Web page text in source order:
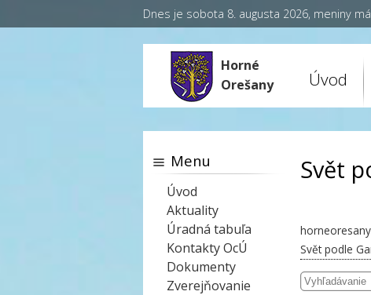
Dnes je sobota 8. augusta 2026, meniny má
Horné
Orešany
Úvod
Svět
Svět podle
Menu
Úvod
Aktuality
Úradná tabuľa
Kontakty OcÚ
Dokumenty
Zverejňovanie